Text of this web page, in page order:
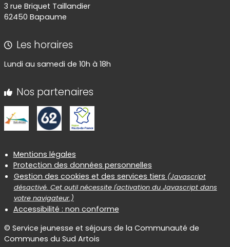
3 rue Briquet Taillandier
62450 Bapaume
Les horaires
Lundi au samedi de 10h à 18h
Nos partenaires
Informations réglementaires
Mentions légales
Protection des données personnelles
Gestion des cookies et des services tiers (Javascript
désactivé. Cet outil nécessite l'activation du Javascript dans
votre navigateur.)
Accessibilité : non conforme
© Service jeunesse et séjours de la Communauté de
Communes du Sud Artois